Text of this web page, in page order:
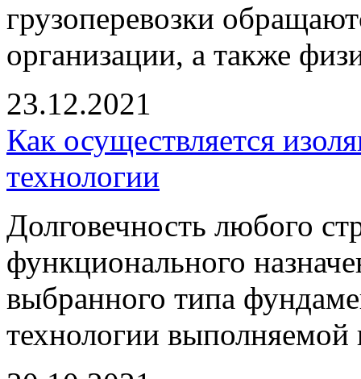
грузоперевозки
организации, а также
23.12.2021
Как осуществляется
технологии
Долговечность любого
функционального
выбранного типа
технологии выполняемой